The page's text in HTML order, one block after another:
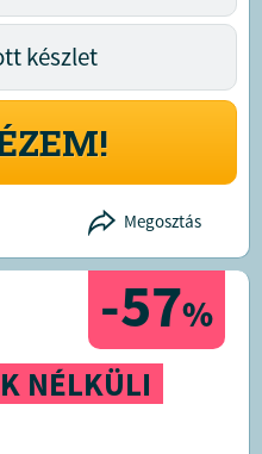
készlet
Megosztás
-57%
NÉLKÜLI